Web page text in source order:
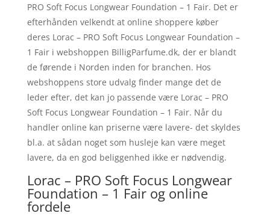
PRO Soft Focus Longwear Foundation – 1 Fair. Det er
efterhånden velkendt at online shoppere køber
deres Lorac – PRO Soft Focus Longwear Foundation –
1 Fair i webshoppen BilligParfume.dk, der er blandt
de førende i Norden inden for branchen. Hos
webshoppens store udvalg finder mange det de
leder efter, det kan jo passende være Lorac – PRO
Soft Focus Longwear Foundation – 1 Fair. Når du
handler online kan priserne være lavere- det skyldes
bl.a. at sådan noget som husleje kan være meget
lavere, da en god beliggenhed ikke er nødvendig.
Lorac – PRO Soft Focus Longwear
Foundation – 1 Fair og online
fordele